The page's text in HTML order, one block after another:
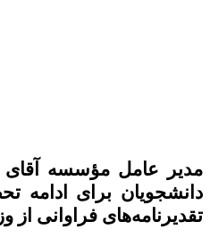
مدیر عامل مؤسسه آقای
دانشجویان برای ادامه
تقدیرنامه‌های فراوانی